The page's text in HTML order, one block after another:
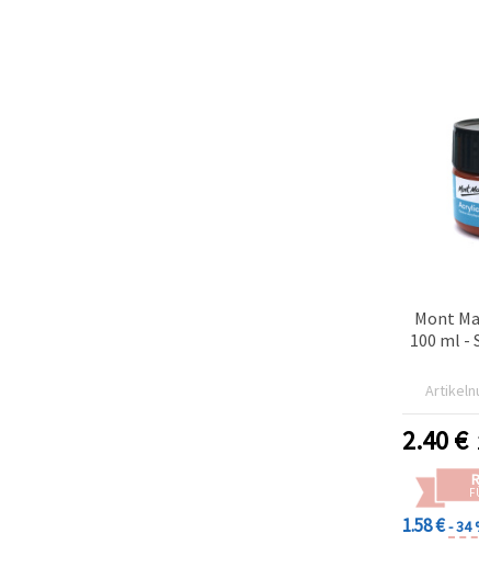
Mont
100 ml -
2.40€
1.58 €- 34